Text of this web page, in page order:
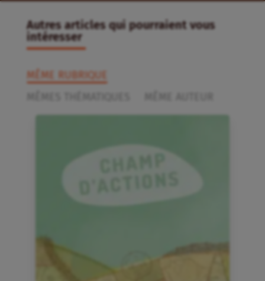
Autres articles qui pourraient vous
intéresser
MÊME RUBRIQUE